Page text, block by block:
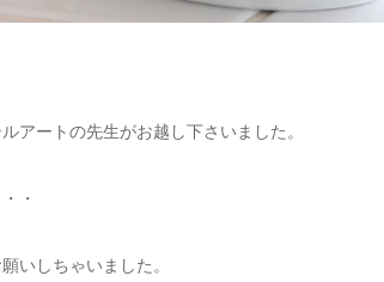
アートの先生がお越し下さいました。
・
いしちゃいました。